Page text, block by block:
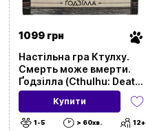
1099 грн
Настільна гра Ктулху.
Смерть може вмерти.
Ґодзілла (Cthulhu: Death
May Die. Godzilla Vs
Cthulhu)Купити
1-5 > 60хв. 12+